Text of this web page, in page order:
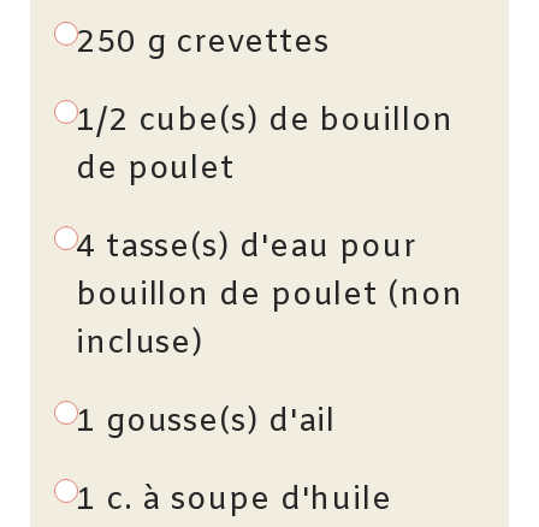
250 g crevettes
1/2 cube(s) de bouillon
de poulet
4 tasse(s) d'eau pour
bouillon de poulet (non
incluse)
1 gousse(s) d'ail
1 c. à soupe d'huile